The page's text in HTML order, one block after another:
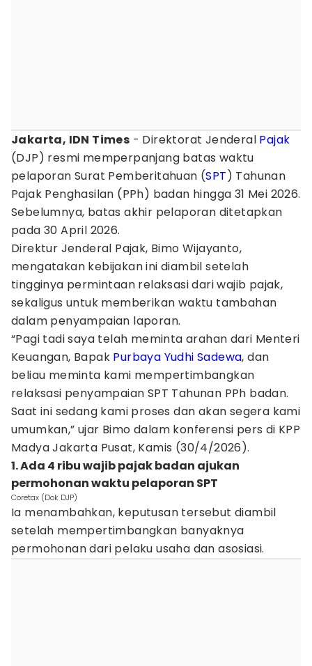
Jakarta, IDN Times - Direktorat Jenderal Pajak
(DJP) resmi memperpanjang batas waktu
pelaporan Surat Pemberitahuan (SPT) Tahunan
Pajak Penghasilan (PPh) badan hingga 31 Mei 2026.
Sebelumnya, batas akhir pelaporan ditetapkan
pada 30 April 2026.
Direktur Jenderal Pajak, Bimo Wijayanto,
mengatakan kebijakan ini diambil setelah
tingginya permintaan relaksasi dari wajib pajak,
sekaligus untuk memberikan waktu tambahan
dalam penyampaian laporan.
“Pagi tadi saya telah meminta arahan dari Menteri
Keuangan, Bapak Purbaya Yudhi Sadewa, dan
beliau meminta kami mempertimbangkan
relaksasi penyampaian SPT Tahunan PPh badan.
Saat ini sedang kami proses dan akan segera kami
umumkan,” ujar Bimo dalam konferensi pers di KPP
Madya Jakarta Pusat, Kamis (30/4/2026).
1. Ada 4 ribu wajib pajak badan ajukan
permohonan waktu pelaporan SPT
Coretax (Dok DJP)
Ia menambahkan, keputusan tersebut diambil
setelah mempertimbangkan banyaknya
permohonan dari pelaku usaha dan asosiasi.